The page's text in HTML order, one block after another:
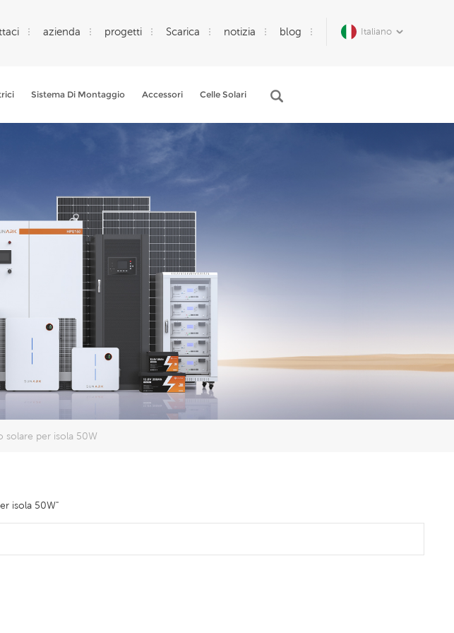
Italiano
azienda progetti Scarica notizia blog
Sistema Di Montaggio Accessori Celle Solari
solare per isola 50W
isola 50W"